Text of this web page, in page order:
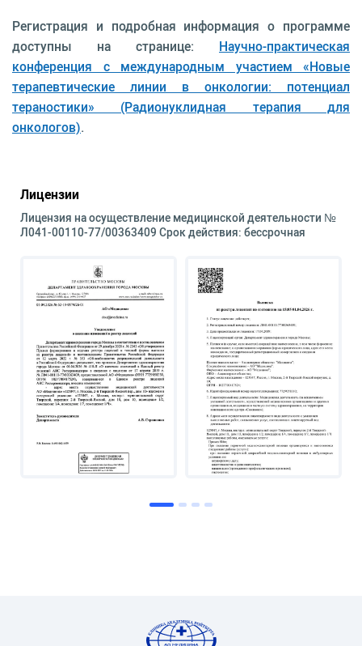
Регистрация и подробная информация о программе
доступны на странице: Научно-практическая
конференция с международным участием «Новые
терапевтические линии в онкологии: потенциал
тераностики» (Радионуклидная терапия для
онкологов).
Лицензии
Лицензия на осуществление медицинской деятельности №
Л041-00110-77/00363409 Срок действия: бессрочная